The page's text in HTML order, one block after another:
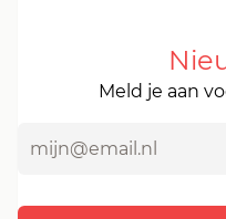
Meld je aan